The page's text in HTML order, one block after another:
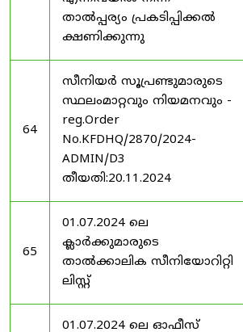
താൽപ്പര്യം പ്രകടിപ്പിക്കൽ
ക്ഷണിക്കുന്നു
64
സീനിയർ സൂപ്രണ്ടുമാരുടെ
സ്ഥലംമാറ്റവും നിയമനവും -
reg.Order
No.KFDHQ/2870/2024-
ADMIN/D3
തീയതി:20.11.2024
65
01.07.2024 ലെ
ക്ലാർക്കുമാരുടെ
താൽക്കാലിക സീനിയോറിറ്റി
ലിസ്റ്റ്
01.07.2024 ലെ ഓഫീസ്